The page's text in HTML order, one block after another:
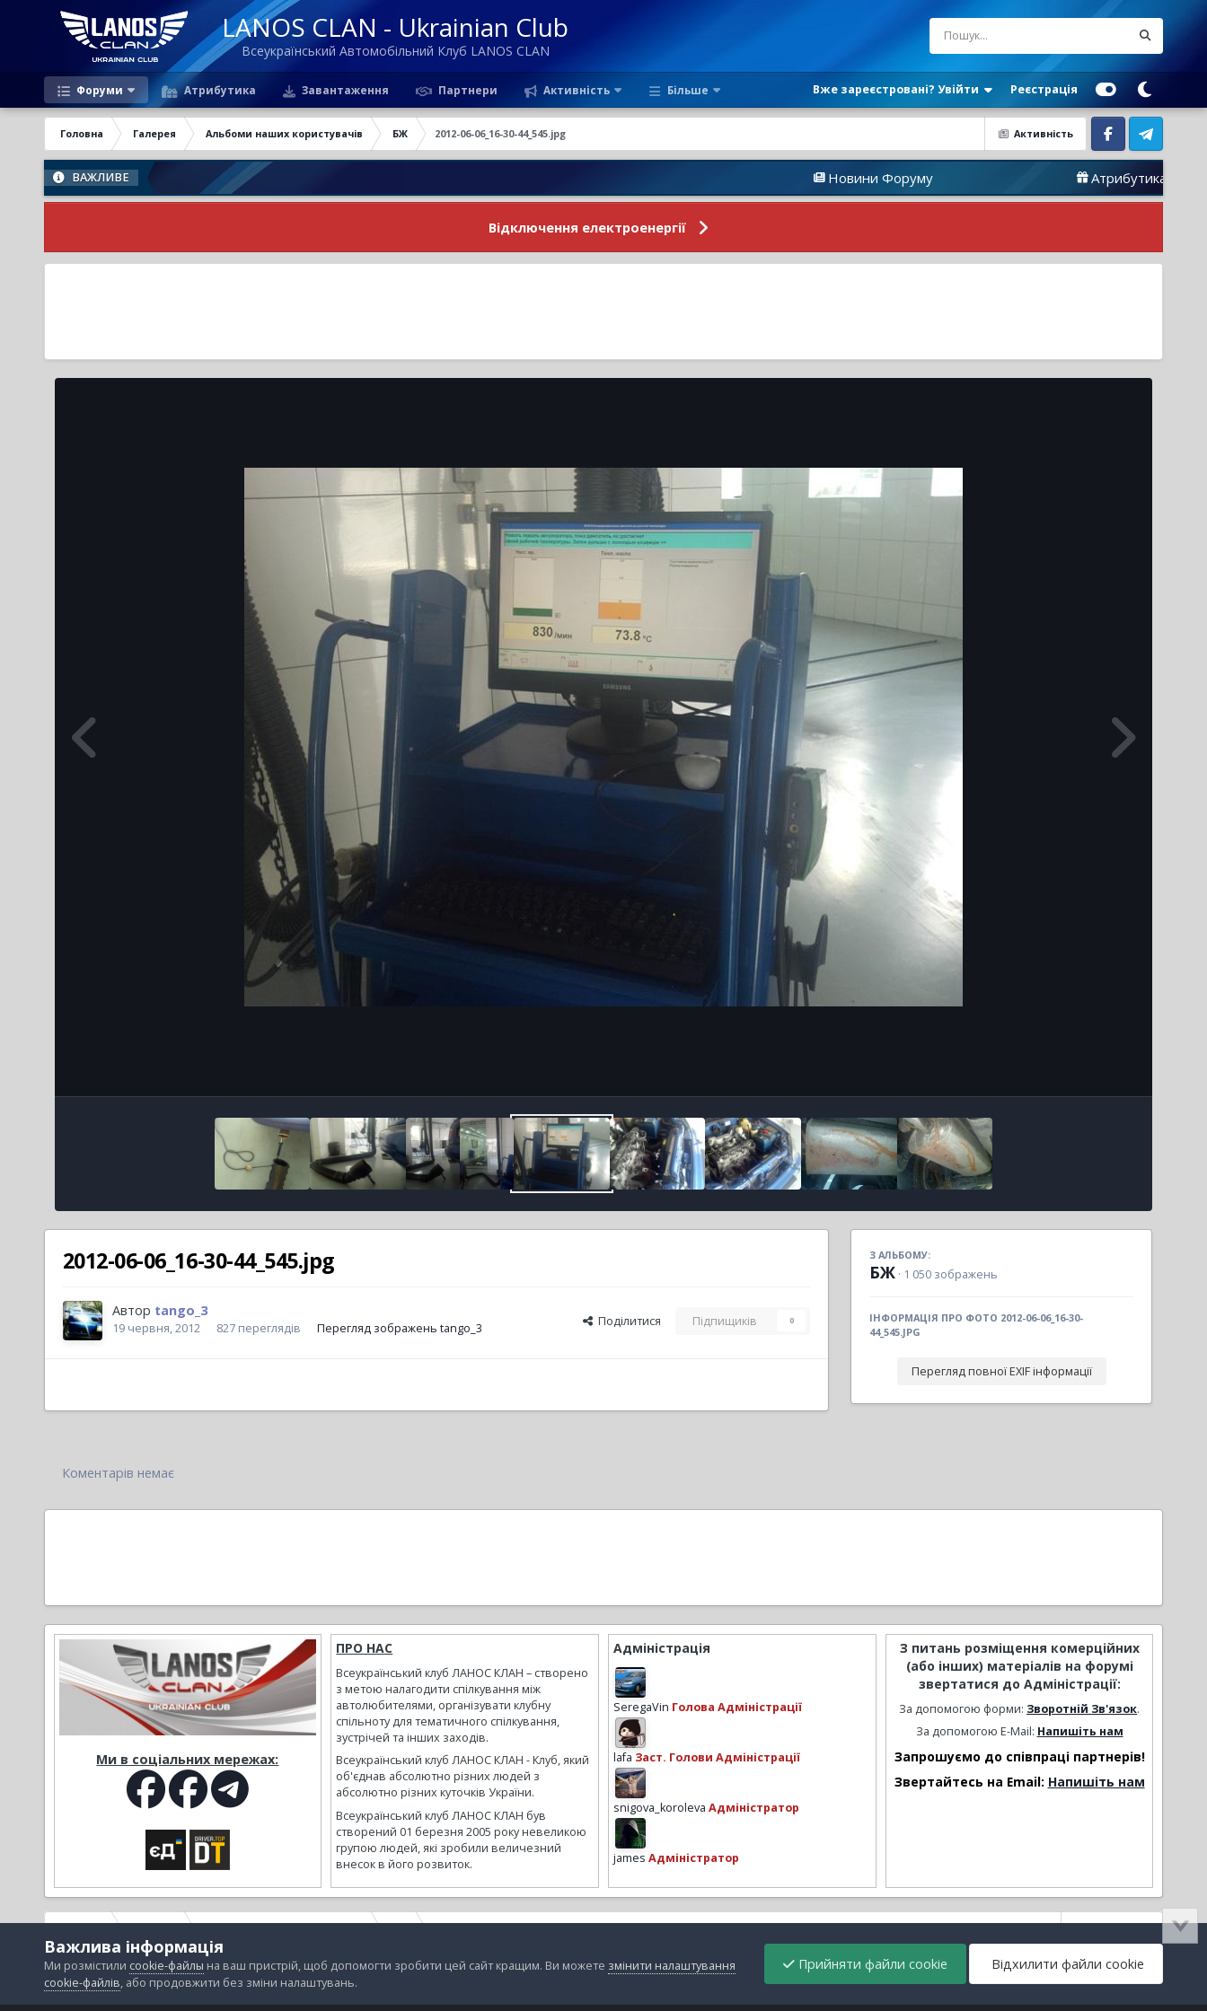
LANOS CLAN - Ukrainian Club
Всеукраїнський Автомобільний Клуб LANOS CLAN
Форуми Атрибутика Завантаження Партнери Активність Більше Вже зареєстровані? Увійти Реєстрація
Активність
Головна Галерея Альбоми наших користувачів БЖ 2012-06-06_16-30-44_545.jpg
Facebook Telegram
ВАЖЛИВЕ Новини Форуму Атрибутика
Відключення електроенергії
2012-06-06_16-30-44_545.jpg
Автор tango_3
19 червня, 2012 827 переглядів Перегляд зображень tango_3 Поділитися Підпищиків 0
З АЛЬБОМУ:
БЖ · 1 050 зображень
ІНФОРМАЦІЯ ПРО ФОТО 2012-06-06_16-30-
44_545.JPG
Перегляд повної EXIF інформації
Коментарів немає
Ми в соціальних мережах:
ПРО НАС
Всеукраїнський клуб ЛАНОС КЛАН – створено
з метою налагодити спілкування між
автолюбителями, організувати клубну
спільноту для тематичного спілкування,
зустрічей та інших заходів.
Всеукраїнський клуб ЛАНОС КЛАН - Клуб, який
об'єднав абсолютно різних людей з
абсолютно різних куточків України.
Всеукраїнський клуб ЛАНОС КЛАН був
створений 01 березня 2005 року невеликою
групою людей, які зробили величезний
внесок в його розвиток.
Адміністрація
SeregaVin Голова Адміністрації
lafa Заст. Голови Адміністрації
snigova_koroleva Адміністратор
james Адміністратор
З питань розміщення комерційних
(або інших) матеріалів на форумі
звертатися до Адміністрації:
За допомогою форми: Зворотній Зв'язок.
За допомогою E-Mail: Напишіть нам
Запрошуємо до співпраці партнерів!
Звертайтесь на Email: Напишіть нам
Важлива інформація
Ми розмістили cookie-файлы на ваш пристрій, щоб допомогти зробити цей сайт кращим. Ви можете змінити налаштування
cookie-файлів, або продовжити без зміни налаштувань.
Прийняти файли cookie Відхилити файли cookie